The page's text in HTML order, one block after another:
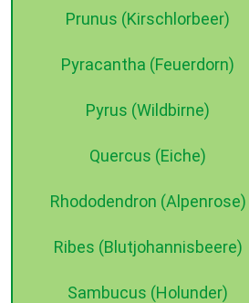
Prunus (Kirschlorbeer)
Pyracantha (Feuerdorn)
Pyrus (Wildbirne)
Quercus (Eiche)
Rhododendron (Alpenrose)
Ribes (Blutjohannisbeere)
Sambucus (Holunder)